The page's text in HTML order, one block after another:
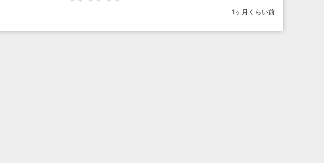
1ヶ月くらい前